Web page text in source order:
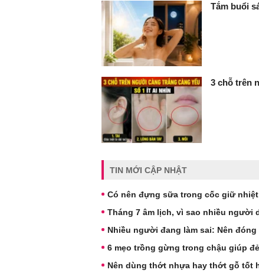
Tắm buổi
3 chỗ trên
TIN MỚI CẬP NHẬT
Có nên đựng sữa trong cốc giữ
Tháng 7 âm lịch, vì sao nhiều người
Nhiều người đang làm sai: Nên
6 mẹo trồng gừng trong chậu giúp
Nên dùng thớt nhựa hay thớt gỗ tốt